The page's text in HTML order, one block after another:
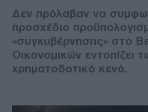
Δεν πρόλαβαν να
προσχέδιο
«συγκυβέρνησης» στο
Οικονομικών εντοπίζει
χρηματοδοτικό κενό.